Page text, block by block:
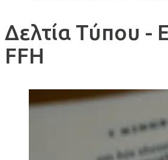
Δελτία Τύπου -
FFH